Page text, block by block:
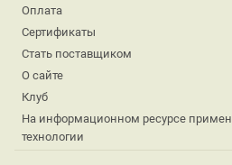
Оплата
Сертификаты
Стать поставщиком
О сайте
Клуб
На информационном ресурсе
технологии